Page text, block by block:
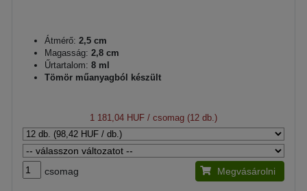
Átmérő: 2,5 cm
Magasság: 2,8 cm
Űrtartalom: 8 ml
Tömör műanyagból készült
1 181,04 HUF / csomag (12 db.)
csomag Megvásárolni